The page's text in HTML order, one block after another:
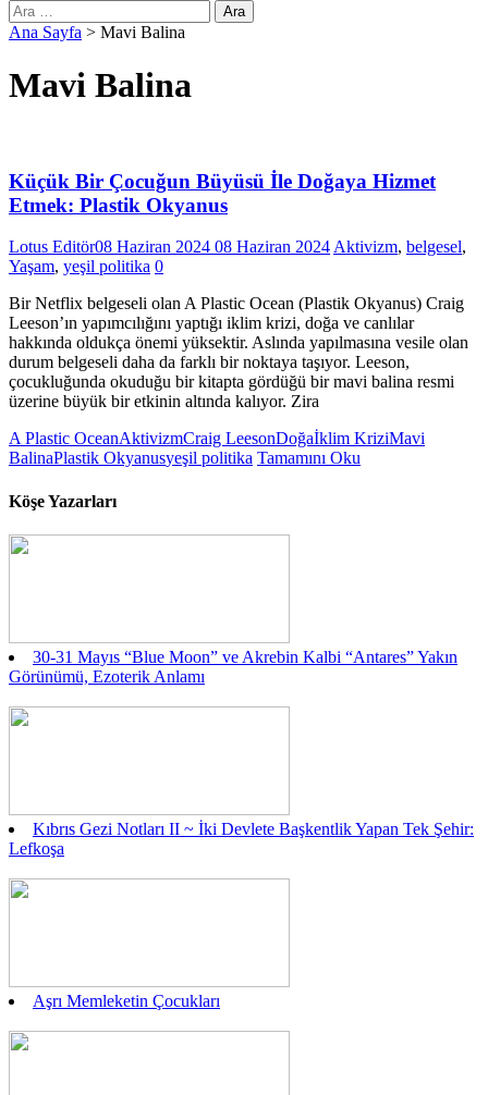
Arama:
Ana Sayfa > Mavi Balina
Mavi Balina
Küçük Bir Çocuğun Büyüsü İle Doğaya Hizmet
Etmek: Plastik Okyanus
Lotus Editör08 Haziran 2024 08 Haziran 2024 Aktivizm, belgesel,
Yaşam, yeşil politika 0
Bir Netflix belgeseli olan A Plastic Ocean (Plastik Okyanus) Craig
Leeson’ın yapımcılığını yaptığı iklim krizi, doğa ve canlılar
hakkında oldukça önemi yüksektir. Aslında yapılmasına vesile olan
durum belgeseli daha da farklı bir noktaya taşıyor. Leeson,
çocukluğunda okuduğu bir kitapta gördüğü bir mavi balina resmi
üzerine büyük bir etkinin altında kalıyor. Zira
A Plastic OceanAktivizmCraig LeesonDoğaİklim KriziMavi
BalinaPlastik Okyanusyeşil politika Tamamını Oku
Köşe Yazarları
30-31 Mayıs “Blue Moon” ve Akrebin Kalbi “Antares” Yakın
Görünümü, Ezoterik Anlamı
Kıbrıs Gezi Notları II ~ İki Devlete Başkentlik Yapan Tek Şehir:
Lefkoşa
Aşrı Memleketin Çocukları